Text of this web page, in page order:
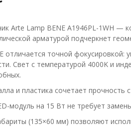
Arte Lamp BENE A1946PL-1WH —
арматурой подчеркнет
отличается точной фокусировкой:
Свет с температурой 4000K и
и пластика сочетает
модуль на 15 Вт не требует
(135×60 мм) позволяют